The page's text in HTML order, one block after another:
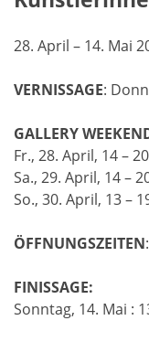
28. April – 14. Mai
VERNISSAGE:
GALLERY
Fr., 28. April, 14 –
Sa., 29. April, 14 –
So., 30. April, 13 –
ÖFFNUNGSZEITEN
FINISSAGE:
Sonntag, 14. Mai :